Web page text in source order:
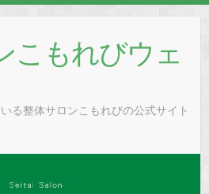
こもれびウェ
る整体サロンこもれびの公式サイト